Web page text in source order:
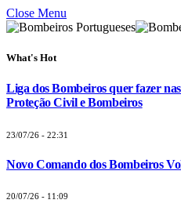
Close Menu
What's Hot
Liga dos Bombeiros quer fazer
Proteção Civil e Bombeiros
23/07/26 - 22:31
Novo Comando dos Bombeiros
20/07/26 - 11:09